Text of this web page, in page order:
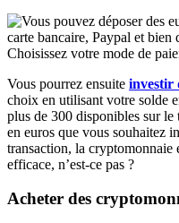
Choisissez votre mode de
Vous pourrez ensuite investir
choix en utilisant votre solde
plus de 300 disponibles sur
en euros que vous souhaitez
transaction, la cryptomonnaie
efficace, n’est-ce pas ?
Acheter des